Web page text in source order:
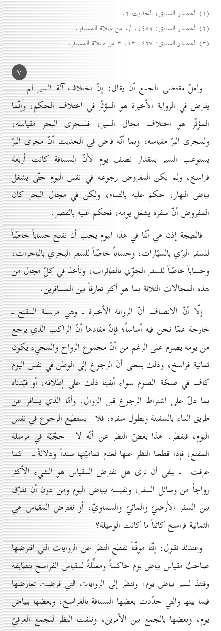
(۱) المصدر السابق، الحديث ۲.
(۲) المصدر السابق: ٤٥۹،. /. من صلاة المسافر.
(۳) المصدر السابق: ٤٦۷، ۱۳. ۳ من صلاة المسافر.
۷
ولعلّ مقتضى الجمع أن يقال: إنّ اختلاف آلة السير لم
يفرض في الرواية الأخيرة هو المؤثّر في اختلاف الحكم، وإنّما
المؤثّر هو اختلاف مجال السير، فلمجرى البحر مقياسه،
ولمجرى البرّ مقياسه، وبما أنّه فرض في الحديث أنّ مجرى البرّ
يستوعب السير بمقدار نصف يوم لأنّ المسافة كانت أربعة
فراسخ، ولم يكن المفروض رجوعه في نفس اليوم حتّى يشغل
بياض النهار، حكم عليه بالتمام، ولكن في مجال البحر كان
المفروض أنّ سفره يشغل يومه، فحكم عليه بالقصر.
فالنتيجة إذن هي أنّنا في هذا اليوم يجب أن نفتح حساباً خاصّاً
للسفر البرّي بالسيّارات، وحساباً خاصّاً للسفر البحري بالباخرات،
وحساباً خاصّاً للسفر الجوّي بالطائرات، ونأخذ في كلّ مجال من
هذه المجالات الثلاثة بما هو أكثر تعارفاً بين المسافرين.
إلّا أنّ الانصاف أنّ الرواية الأخيرة ـ وهي مرسلة المقنع ـ
خارجة عمّا نحن فيه أساساً؛ فإنّ مفادها أنّ الراكب الذي يرجع
من يومه يصوم على الرغم من أنّ مجموع الرواح والمجيء يكون
ثمانية فراسخ، وذلك بمعنى أنّ الرجوع إلى الوطن في نفس اليوم
كاف في صحّة الصوم سواء أبقينا ذلك على إطلاقه، أو قيّدناه
بما دلّ على اشتراط الرجوع قبل الزوال. وأمّا الذي يسافر عن
طريق الماء بالسفينة ويطول سفره، فلا يستطيع الرجوع في نفس
اليوم، فيفطر. هذا بغضّ النظر عن أنّه لا حجّيّة في مرسلة
المقنع، فإذا قطعنا النظر عنها لعدم تماميّتها سنداً ودلالةً ـ كما
عرفت ـ يبقى أن نرى هل نفترض المقياس هو الشيء الأكثر
رواجاً من وسائل السفر، ونقيسه ببياض اليوم ومن دون أن نفرّق
بين السفر الأرضيّ والمائيّ والسماويّ، أو نفترض المقياس هي
الثمانية فراسخ كائناً ما كانت الوسيلة؟
وعندئذ نقول: إنّنا موقّتاً نقطع النظر عن الروايات التي افترضها
صاحبُ مقياس بياض يوم حاكمةً ومعلِّلةً لمقياس الفراسخ بتطابقه
وقتئذ لسير بياض يوم، وننظر إلى الروايات التي فرضت تعارضها
فيما بينها والتي حدّدت بعضها المسافة بالفراسخ، وبعضها ببياض
يوم، وبعضها بالجمع بين الأمرين، ونلفت النظر للجمع العرفيّ